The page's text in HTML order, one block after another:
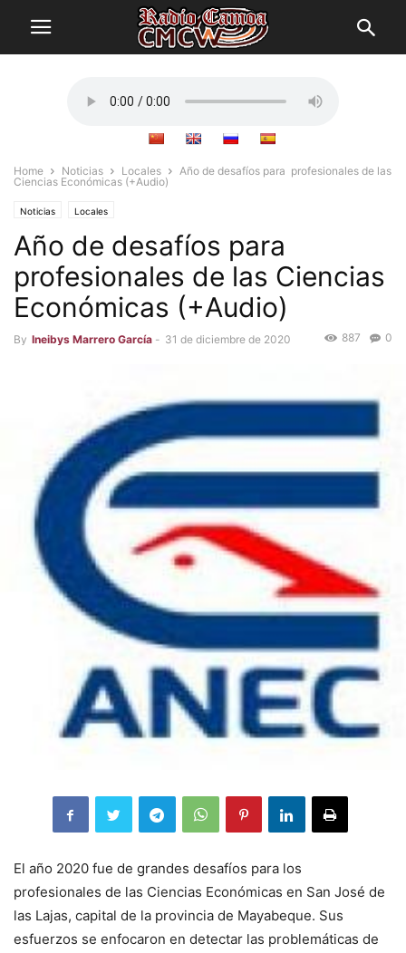
Home Noticias Locales
Año de desafíos para profesionales de las
Ciencias Económicas (+Audio)
Noticias Locales
Año de desafíos para
profesionales de las Ciencias
Económicas (+Audio)
By Ineibys Marrero García - 31 de diciembre de 2020 0
887
El año 2020 fue de grandes desafíos para los
profesionales de las Ciencias Económicas en San José de
las Lajas, capital de la provincia de Mayabeque. Sus
esfuerzos se enfocaron en detectar las problemáticas de